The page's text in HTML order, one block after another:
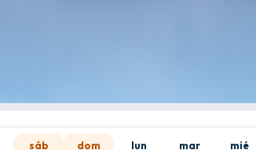
sáb dom lun mar mié